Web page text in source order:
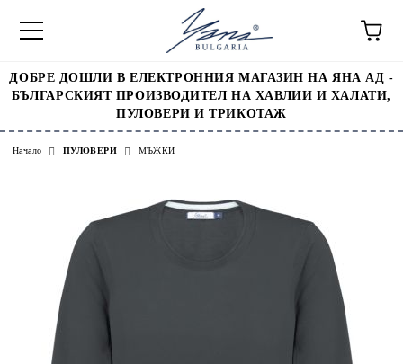
ДОБРЕ ДОШЛИ В ЕЛЕКТРОННИЯ МАГАЗИН НА ЯНА АД -
БЪЛГАРСКИЯТ ПРОИЗВОДИТЕЛ НА ХАВЛИИ И ХАЛАТИ,
ПУЛОВЕРИ И ТРИКОТАЖ
Начало ПУЛОВЕРИ МЪЖКИ